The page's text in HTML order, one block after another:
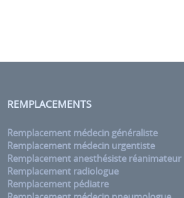
REMPLACEMENTS
Remplacement médecin généraliste
Remplacement médecin urgentiste
Remplacement anesthésiste réanimateur
Remplacement radiologue
Remplacement pédiatre